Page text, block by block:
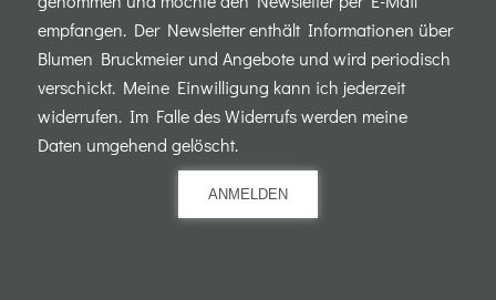
empfangen. Der Newsletter enthält Informationen über
Blumen Bruckmeier und Angebote und wird periodisch
verschickt. Meine Einwilligung kann ich jederzeit
widerrufen. Im Falle des Widerrufs werden meine
Daten umgehend gelöscht.
ANMELDEN